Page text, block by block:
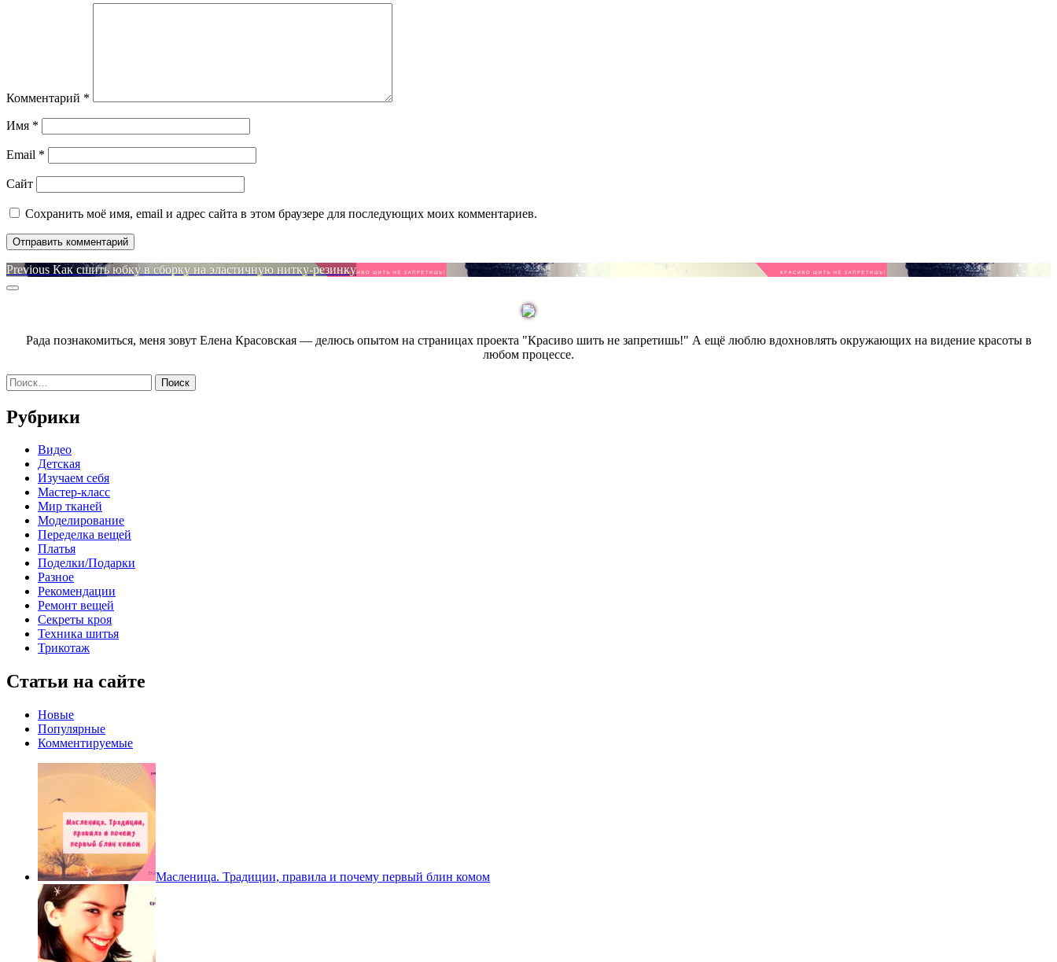
Комментарий *
Имя *
Email *
Сайт
Сохранить моё имя, email и адрес сайта в этом браузере для последующих моих комментариев.
Навигация
по
Previous Previous
Как сшить юбку в сборку на эластичную нитку-резинку
Sidebar
Рада познакомиться, меня зовут Елена Красовская — делюсь опытом на страницах проекта "Красиво шить не запретишь!" А ещё люблю вдохновлять окружающих на видение красоты в
любом процессе.
Найти:
Рубрики
Видео
Детская
Изучаем себя
Мастер-класс
Мир тканей
Моделирование
Переделка вещей
Платья
Поделки/Подарки
Разное
Рекомендации
Ремонт вещей
Секреты кроя
Техника шитья
Трикотаж
Статьи на сайте
Новые
Популярные
Комментируемые
Масленица. Традиции, правила и почему первый блин комом